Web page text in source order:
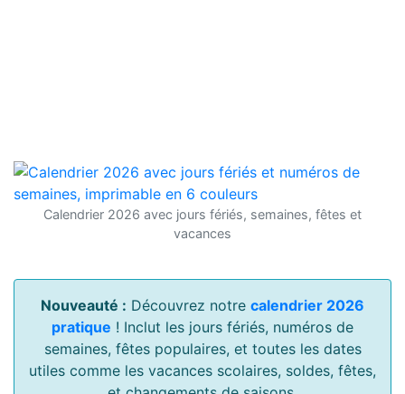
Calendrier 2026 avec jours fériés, semaines, fêtes et
vacances
Nouveauté : Découvrez notre calendrier 2026
pratique ! Inclut les jours fériés, numéros de
semaines, fêtes populaires, et toutes les dates
utiles comme les vacances scolaires, soldes, fêtes,